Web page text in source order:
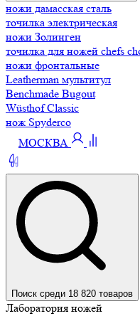
ножи дамасская сталь
точилка электрическая
ножи Золинген
точилка для ножей chefs
ножи фронтальные
Leatherman мультитул
Benchmade Bugout
Wüsthof Classic
нож Spyderco
МОСКВА
Поиск среди 18 820 товаров
Лаборатория ножей